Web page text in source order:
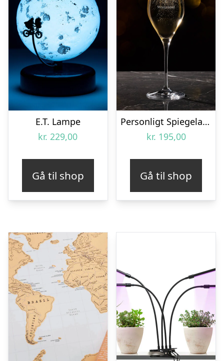
E.T. Lampe
kr. 229,00
Gå til shop
Personligt Spiegelau Champagneglas med Gravering – Egen Tekst
kr. 195,00
Gå til shop